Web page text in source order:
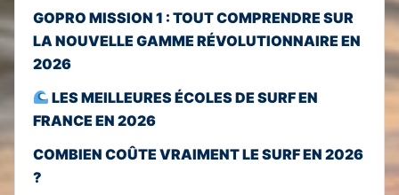
GOPRO MISSION 1 : TOUT COMPRENDRE SUR
LA NOUVELLE GAMME RÉVOLUTIONNAIRE EN
2026
LES MEILLEURES ÉCOLES DE SURF EN
FRANCE EN 2026
COMBIEN COÛTE VRAIMENT LE SURF EN 2026
?